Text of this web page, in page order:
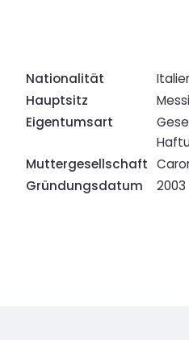
Nationalität
Hauptsitz
Eigentumsart
Muttergesellschaft
Gründungsdatum
2003